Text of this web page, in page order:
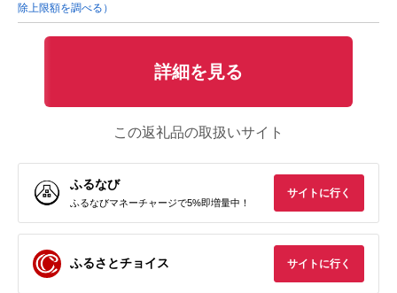
除上限額を調べる）
詳細を見る
この返礼品の取扱いサイト
ふるなび
ふるなびマネーチャージで5%即増量中！
サイトに行く
ふるさとチョイス サイトに行く